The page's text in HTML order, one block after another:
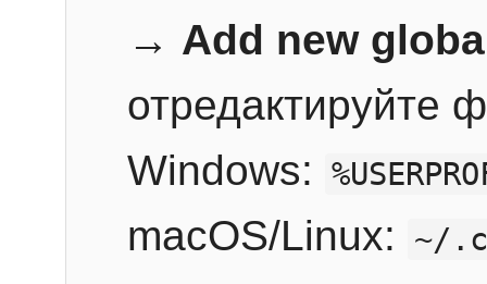
→ Add new
отредактируйте
Windows:
macOS/Linux: ~/